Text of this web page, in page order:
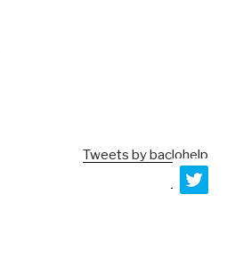
Tweets by baclohelp